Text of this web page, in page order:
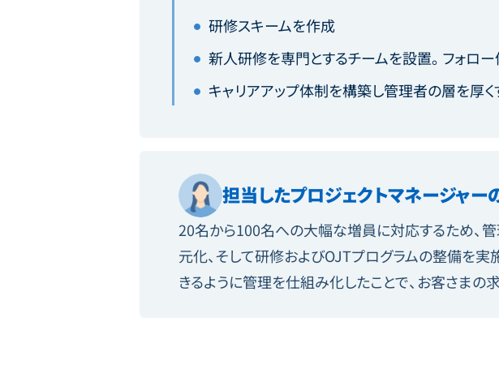
研修スキームを作成
新人研修を専門とするチームを設置。フォロ
キャリアアップ体制を構築し管理者の層を厚
担当したプロジェクトマネージャー
20名から100名への大幅な増員に対応するため、
元化、そして研修およびOJTプログラムの整備を
きるように管理を仕組み化したことで、お客さま